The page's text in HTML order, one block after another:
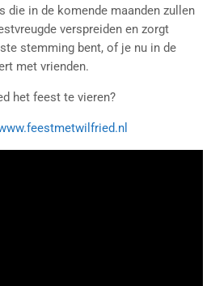
die in de komende maanden zullen
verspreiden en zorgt
stemming bent, of je nu in de
met vrienden.
het feest te vieren?